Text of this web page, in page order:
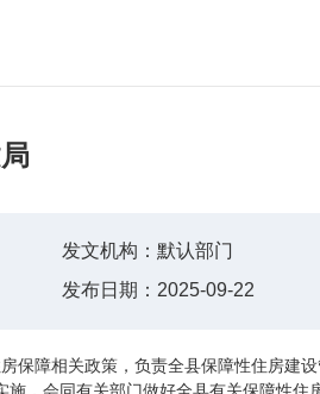
发文机构： 默认部门
发布日期： 2025-09-22
保障相关政策，负责全县保障性住房建